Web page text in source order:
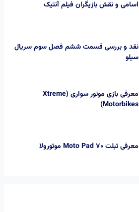
اسامی و نقش بازیگران فیلم آنتیک
نقد و بررسی قسمت ششم فصل سوم سریال
سیلو
معرفی بازی موتور سواری (Xtreme
Motorbikes)
معرفی تبلت Moto Pad 70 موتورولا